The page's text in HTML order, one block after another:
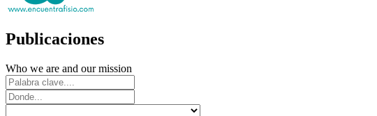
Publicaciones
Who we are and our mission